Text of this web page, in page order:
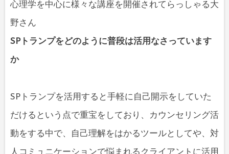
心理学を中心に様々な講座を開催されてらっしゃる大
野さん
SPトランプをどのように普段は活用なさっています
か
SPトランプを活用すると手軽に自己開示をしていた
だけるという点で重宝をしており、カウンセリング活
動をする中で、自己理解をはかるツールとしてや、対
人コミュニケーションで悩まれるクライアントに活用